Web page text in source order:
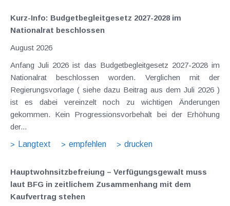
Kurz-Info: Budgetbegleitgesetz 2027-2028 im
Nationalrat beschlossen
August 2026
Anfang Juli 2026 ist das Budgetbegleitgesetz 2027-2028 im
Nationalrat beschlossen worden. Verglichen mit der
Regierungsvorlage ( siehe dazu Beitrag aus dem Juli 2026 )
ist es dabei vereinzelt noch zu wichtigen Änderungen
gekommen. Kein Progressionsvorbehalt bei der Erhöhung
der...
Langtext
empfehlen drucken
Hauptwohnsitz​­befreiung – Verfügungsgewalt muss
laut BFG in zeitlichem Zusammenhang mit dem
Kaufvertrag stehen